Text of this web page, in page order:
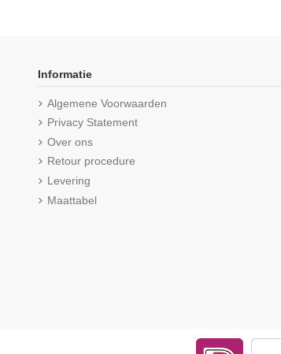
Informatie
Algemene Voorwaarden
Privacy Statement
Over ons
Retour procedure
Levering
Maattabel